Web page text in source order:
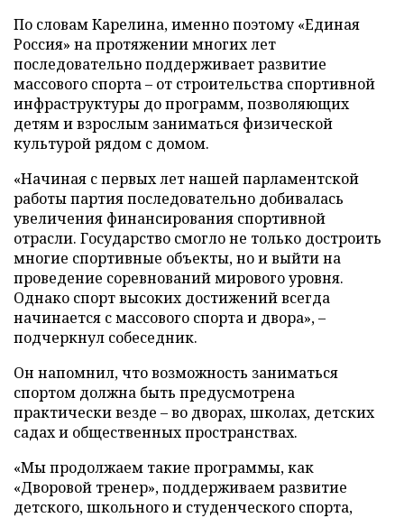
По словам Карелина, именно поэтому «Единая
Россия» на протяжении многих лет
последовательно поддерживает развитие
массового спорта – от строительства спортивной
инфраструктуры до программ, позволяющих
детям и взрослым заниматься физической
культурой рядом с домом.
«Начиная с первых лет нашей парламентской
работы партия последовательно добивалась
увеличения финансирования спортивной
отрасли. Государство смогло не только достроить
многие спортивные объекты, но и выйти на
проведение соревнований мирового уровня.
Однако спорт высоких достижений всегда
начинается с массового спорта и двора», –
подчеркнул собеседник.
Он напомнил, что возможность заниматься
спортом должна быть предусмотрена
практически везде – во дворах, школах, детских
садах и общественных пространствах.
«Мы продолжаем такие программы, как
«Дворовой тренер», поддерживаем развитие
детского, школьного и студенческого спорта,